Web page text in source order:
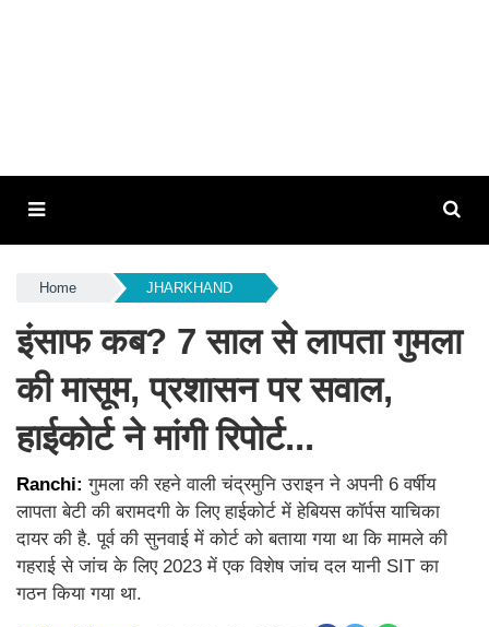
Home JHARKHAND
इंसाफ कब? 7 साल से लापता गुमला
की मासूम, प्रशासन पर सवाल,
हाईकोर्ट ने मांगी रिपोर्ट...
Ranchi: गुमला की रहने वाली चंद्रमुनि उराइन ने अपनी 6 वर्षीय
लापता बेटी की बरामदगी के लिए हाईकोर्ट में हेबियस कॉर्पस याचिका
दायर की है. पूर्व की सुनवाई में कोर्ट को बताया गया था कि मामले की
गहराई से जांच के लिए 2023 में एक विशेष जांच दल यानी SIT का
गठन किया गया था.